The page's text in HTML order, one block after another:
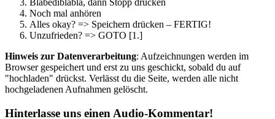
Blabediblabla, dann Stopp drücken
Noch mal anhören
Alles okay? => Speichern drücken – FERTIG!
Unzufrieden? => GOTO [1.]
Hinweis zur Datenverarbeitung: Aufzeichnungen werden im
Browser gespeichert und erst zu uns geschickt, sobald du auf
"hochladen" drückst. Verlässt du die Seite, werden alle nicht
hochgeladenen Aufnahmen gelöscht.
Hinterlasse uns einen Audio-Kommentar!